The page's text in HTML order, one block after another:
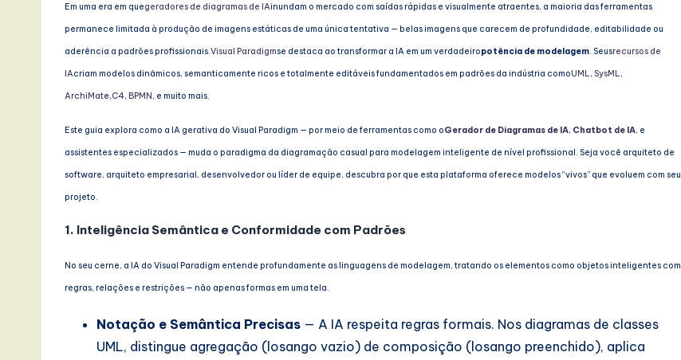
Em uma era em quegeradores de diagramas de IAinundam o mercado com saídas rápidas e visualmente atraentes, a maioria das ferramentas
permanece limitada à produção de imagens estáticas de uma única tentativa — belas imagens que carecem de profundidade, editabilidade ou
aderência a padrões profissionais.Visual Paradigmse destaca ao transformar a IA em um verdadeiropotência de modelagem. Seusrecursos de
IAcriam modelos dinâmicos, semanticamente ricos e totalmente editáveis fundamentados em padrões da indústria comoUML, SysML
ArchiMate,C4, BPMN, e muito mais.
Este guia explora como a IA gerativa do Visual Paradigm — por meio de ferramentas como oGerador de Diagramas de IA, Chatbot de IA, e
assistentes especializados — muda o paradigma da diagramação casual para modelagem inteligente de nível profissional. Seja você arquiteto de
software, arquiteto empresarial, desenvolvedor ou líder de equipe, descubra por que esta plataforma oferece modelos “vivos” que evoluem com seu
projeto.
1. Inteligência Semântica e Conformidade com Padrões
No seu cerne, a IA do Visual Paradigm entende profundamente as linguagens de modelagem, tratando os elementos como objetos inteligentes com
regras, relações e restrições — não apenas formas em uma tela.
Notação e Semântica Precisas — A IA respeita regras formais. Nos diagramas de classes
UML, distingue agregação (losango vazio) de composição (losango preenchido), aplica